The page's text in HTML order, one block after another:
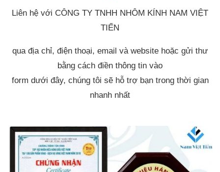
Liên hệ với CÔNG TY TNHH NHÔM KÍNH NAM VIỆT
TIẾN
qua địa chỉ, điện thoại, email và website hoặc gửi thư
bằng cách điền thông tin vào
form dưới đây, chúng tôi sẽ hỗ trợ bạn trong thời gian
nhanh nhất